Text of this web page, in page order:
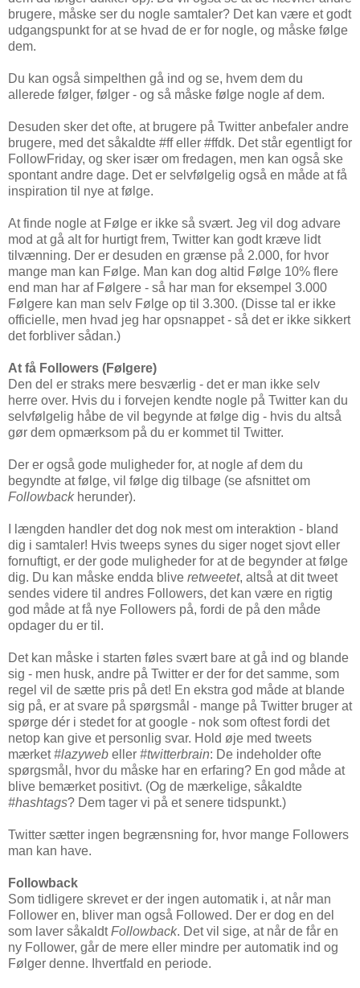
brugere, måske ser du nogle samtaler? Det kan være et godt
udgangspunkt for at se hvad de er for nogle, og måske følge
dem.
Du kan også simpelthen gå ind og se, hvem dem du
allerede følger, følger - og så måske følge nogle af dem.
Desuden sker det ofte, at brugere på Twitter anbefaler andre
brugere, med det såkaldte #ff eller #ffdk. Det står egentligt for
FollowFriday, og sker især om fredagen, men kan også ske
spontant andre dage. Det er selvfølgelig også en måde at få
inspiration til nye at følge.
At finde nogle at Følge er ikke så svært. Jeg vil dog advare
mod at gå alt for hurtigt frem, Twitter kan godt kræve lidt
tilvænning. Der er desuden en grænse på 2.000, for hvor
mange man kan Følge. Man kan dog altid Følge 10% flere
end man har af Følgere - så har man for eksempel 3.000
Følgere kan man selv Følge op til 3.300. (Disse tal er ikke
officielle, men hvad jeg har opsnappet - så det er ikke sikkert
det forbliver sådan.)
At få Followers (Følgere)
Den del er straks mere besværlig - det er man ikke selv
herre over. Hvis du i forvejen kendte nogle på Twitter kan du
selvfølgelig håbe de vil begynde at følge dig - hvis du altså
gør dem opmærksom på du er kommet til Twitter.
Der er også gode muligheder for, at nogle af dem du
begyndte at følge, vil følge dig tilbage (se afsnittet om
Followbackherunder).
I længden handler det dog nok mest om interaktion - bland
dig i samtaler! Hvis tweeps synes du siger noget sjovt eller
fornuftigt, er der gode muligheder for at de begynder at følge
dig. Du kan måske endda blive retweetet, altså at dit tweet
sendes videre til andres Followers, det kan være en rigtig
god måde at få nye Followers på, fordi de på den måde
opdager du er til.
Det kan måske i starten føles svært bare at gå ind og blande
sig - men husk, andre på Twitter er der for det samme, som
regel vil de sætte pris på det! En ekstra god måde at blande
sig på, er at svare på spørgsmål - mange på Twitter bruger at
spørge dér i stedet for at google - nok som oftest fordi det
netop kan give et personlig svar. Hold øje med tweets
mærket#lazyweb eller #twitterbrain: De indeholder ofte
spørgsmål, hvor du måske har en erfaring? En god måde at
blive bemærket positivt. (Og de mærkelige, såkaldte
#hashtags? Dem tager vi på et senere tidspunkt.)
Twitter sætter ingen begrænsning for, hvor mange Followers
man kan have.
Followback
Som tidligere skrevet er der ingen automatik i, at når man
Follower en, bliver man også Followed. Der er dog en del
som laver såkaldtFollowback. Det vil sige, at når de får en
ny Follower, går de mere eller mindre per automatik ind og
Følger denne. Ihvertfald en periode.